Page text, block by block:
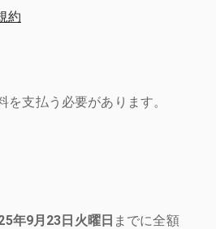
約
を支払う必要があります。
年9月23日火曜日 までに全額